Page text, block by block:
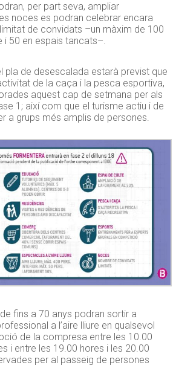
per part seva, ampliar
noces es podran celebrar encara
de convidats –un màxim de 100
i 50 en espais tancats–.
pla de desescalada estarà previst que
de la caça i la pesca esportiva,
aquest cap de setmana per als
1; així com que el turisme actiu i de
a grups més amplis de persones.
fins a 70 anys podran sortir a
a l’aire lliure en qualsevol
de la compresa entre les 10.00
i entre les 19.00 hores i les 20.00
per al passeig de persones